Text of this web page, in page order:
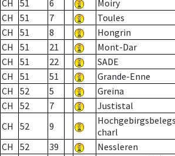
CH 51 6 Moiry
CH
51 7 Toules
CH
51 8 Hongrin
CH
51 21 Mont-Dar
CH
51 22 SADE
CH
51 51 Grande-Enne
CH
52 5 Greina
CH
52 7 Justistal
CH
52 9
charl
CH
52 39 Nessleren